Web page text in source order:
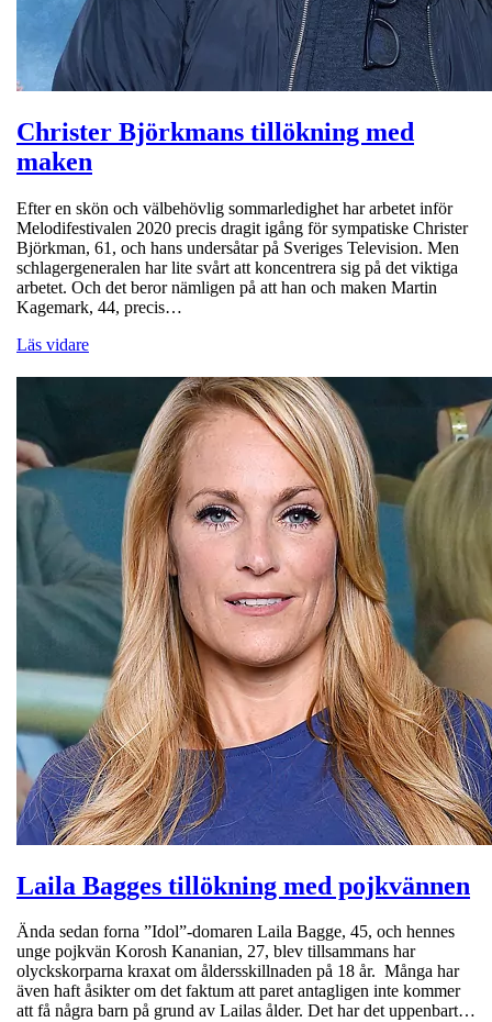
Christer Björkmans tillökning med
maken
Efter en skön och välbehövlig sommarledighet har arbetet inför
Melodifestivalen 2020 precis dragit igång för sympatiske Christer
Björkman, 61, och hans undersåtar på Sveriges Television. Men
schlagergeneralen har lite svårt att koncentrera sig på det viktiga
arbetet. Och det beror nämligen på att han och maken Martin
Kagemark, 44, precis…
Läs vidare
Laila Bagges tillökning med pojkvännen
Ända sedan forna ”Idol”-domaren Laila Bagge, 45, och hennes
unge pojkvän Korosh Kananian, 27, blev tillsammans har
olyckskorparna kraxat om åldersskillnaden på 18 år. Många har
även haft åsikter om det faktum att paret antagligen inte kommer
att få några barn på grund av Lailas ålder. Det har det uppenbart…